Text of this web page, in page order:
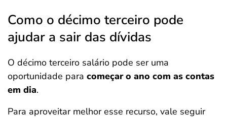
Como o décimo terceiro pode
ajudar a sair das dívidas
O décimo terceiro salário pode ser uma
oportunidade para começar o ano com as contas
em dia.
Para aproveitar melhor esse recurso, vale seguir